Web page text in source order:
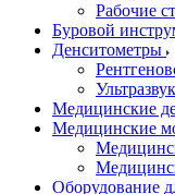
Рабочие
Буровой
Денситометры
Медицинские
Медицинские
Оборудование